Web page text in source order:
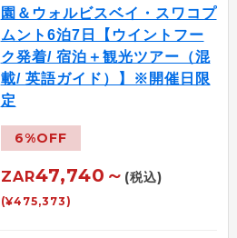
園＆ウォルビスベイ・スワコプ
ムント6泊7日【ウイントフー
ク発着/ 宿泊＋観光ツアー（混
載/ 英語ガイド）】※開催日限
定
6%OFF
ZAR47,740～ (税込)
(¥475,373)